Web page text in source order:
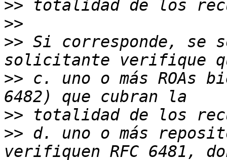
>>
>>
>> Si corresponde, se
>> c. uno o más ROAs
>>
>> d. uno o más